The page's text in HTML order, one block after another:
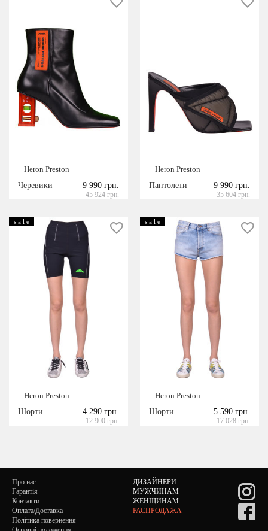
Heron Preston
Черевики
9 990 грн.
45 924 грн.
Heron Preston
Пантолети
9 990 грн.
35 604 грн.
s a l e
Heron Preston
Шорти
4 290 грн.
12 900 грн.
s a l e
Heron Preston
Шорти
5 590 грн.
17 028 грн.
Про нас
Гарантія
Контакти
Оплата/Доставка
Політика повернення
ДИЗАЙНЕРИ
МУЖЧИНАМ
ЖЕНЩИНАМ
РАСПРОДАЖА